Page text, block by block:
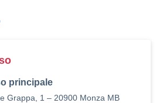
principale
Grappa, 1 – 20900 Monza MB